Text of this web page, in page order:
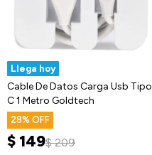
Llega hoy
Cable De Datos Carga Usb Tipo
C 1 Metro Goldtech
28
$ 149$ 209